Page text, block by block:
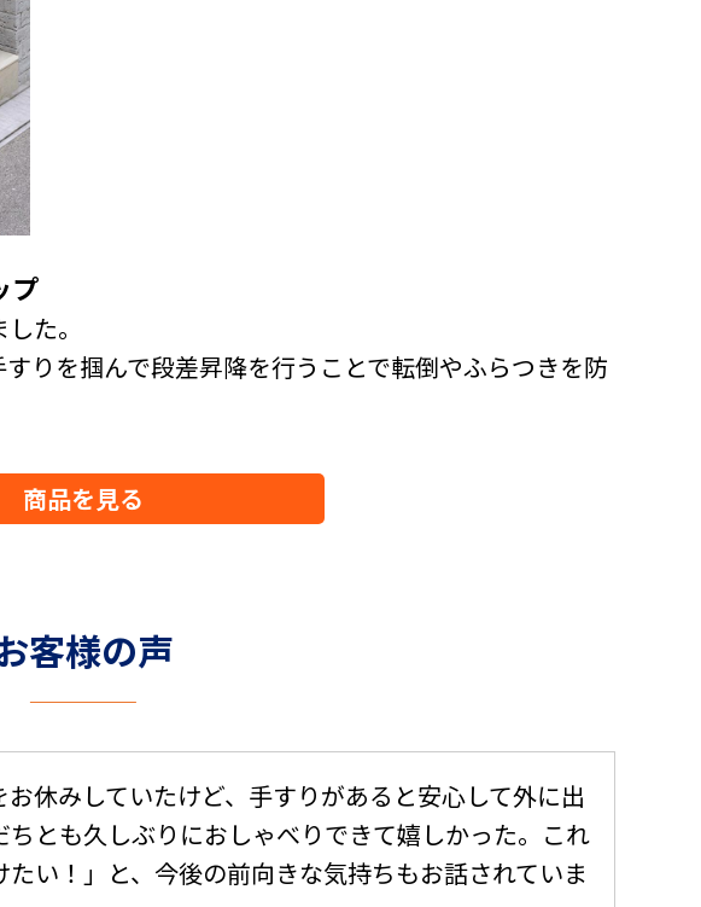
プ
た。
りを掴んで段差昇降を行うことで転倒やふらつきを防
商品を見る
客様の声
お休みしていたけど、手すりがあると安心して外に出
とも久しぶりにおしゃべりできて嬉しかった。これ
い！」と、今後の前向きな気持ちもお話されていま